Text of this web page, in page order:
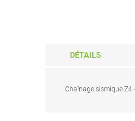
DÉTAILS
Chaînage sismique